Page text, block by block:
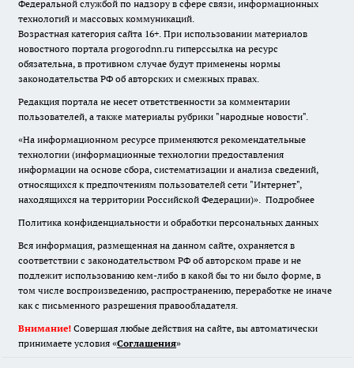
Федеральной службой по надзору в сфере связи, информационных
технологий и массовых коммуникаций.
Возрастная категория сайта 16+. При использовании материалов
новостного портала progorodnn.ru гиперссылка на ресурс
обязательна, в противном случае будут применены нормы
законодательства РФ об авторских и смежных правах.
Редакция портала не несет ответственности за комментарии
пользователей, а также материалы рубрики "народные новости".
«На информационном ресурсе применяются рекомендательные
технологии (информационные технологии предоставления
информации на основе сбора, систематизации и анализа сведений,
относящихся к предпочтениям пользователей сети "Интернет",
находящихся на территории Российской Федерации)». Подробнее
Политика конфиденциальности и обработки персональных данных
Вся информация, размещенная на данном сайте, охраняется в
соответствии с законодательством РФ об авторском праве и не
подлежит использованию кем-либо в какой бы то ни было форме, в
том числе воспроизведению, распространению, переработке не иначе
как с письменного разрешения правообладателя.
Внимание! Совершая любые действия на сайте, вы автоматически
принимаете условия «Cоглашения»